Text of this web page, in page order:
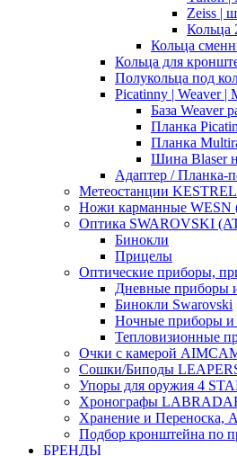
Zeiss |
Кольца
Кольца
Кольца для
Полукольца под
Picatinny | Weaver |
База Weaver
Планка
Планка
Шина Blaser
Адаптер / Планка-
Метеостанции
Ножи карманные WESN
Оптика SWAROVSKI
Бинокли
Прицелы
Оптические приборы,
Дневные приборы
Бинокли Swarovski
Ночные приборы и
Тепловизионные
Очки с камерой
Сошки/Биподы
Упоры для оружия 4
Хронографы
Хранение и Переноска,
Подбор кронштейна по
БРЕНДЫ